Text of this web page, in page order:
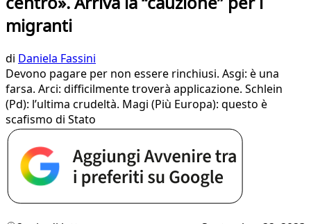
migranti
di Daniela Fassini
Devono pagare per non essere rinchiusi. Asgi: è una
farsa. Arci: difficilmente troverà applicazione. Schlein
(Pd): l’ultima crudeltà. Magi (Più Europa): questo è
scafismo di Stato